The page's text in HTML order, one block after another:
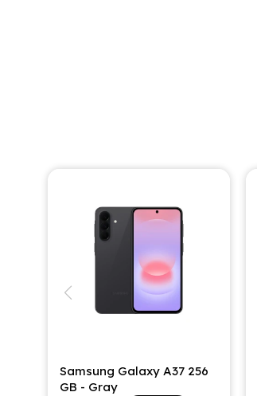
Samsung Galaxy A37 256
GB - Gray